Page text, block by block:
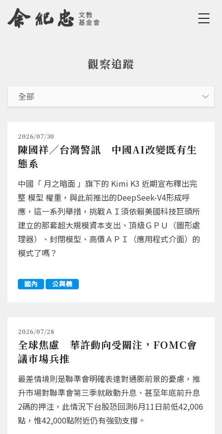
Jump to Navigation
Jump to Main content
觀察追蹤
2026/07/30
陳國祥／台灣警訊 中國AI改變既有生
態系
中國「 月之暗面 」旗下的 Kimi K3 近期宣布釋出完
整 模型 權重，與此前推出的DeepSeek-V4形成呼
應，這一系列舉措，挑戰ＡＩ須依賴美國科技巨頭所
建立的那套超大規模資本支出、頂級ＧＰＵ（圖形處
理器）、封閉模型、高價ＡＰＩ（應用程式介面）的
模式了嗎？
國內 公與義
2026/07/28
全球焦慮 華許動向受關注，FOMC會
議市場兵推
最差情境則是聯準會明確表達對通膨前景的憂慮，推
升市場對聯準會第三季就啟動升息、甚至年底前升息
2碼的押注，此情況下台股恐回測6月11日前低42,006
點，惟42,000點附近仍有強勁支撐。